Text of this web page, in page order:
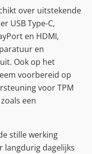
over uitstekende
USB Type-C,
en HDMI,
en
Ook op het
voorbereid op
voor TPM
een
stille werking
langdurig dagelijks